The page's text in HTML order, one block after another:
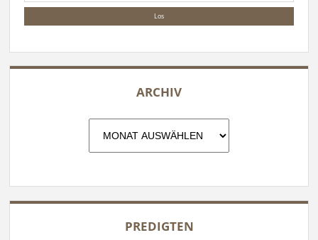
ARCHIV
Archiv
PREDIGTEN